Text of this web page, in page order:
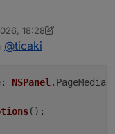
mal hier die
Dann kann
18:28
@ticaki
: NSPanel. PageMedia
();